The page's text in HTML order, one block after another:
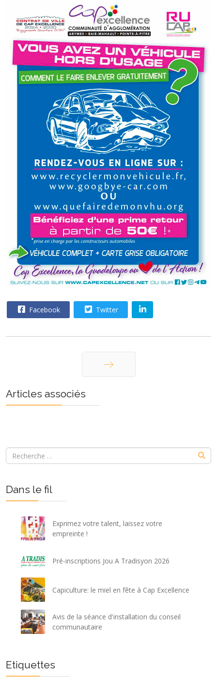
Facebook Twitter
Articles associés
Dans le fil
Exprimez votre talent, laissez votre
empreinte !
Pré-inscriptions Jou A Tradisyon 2026
Capiculture: le miel en fête à Cap Excellence
Avis de la séance d'installation du conseil
communautaire
Etiquettes